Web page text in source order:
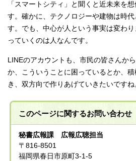
「スマートシティ」と聞くと近未来を
す。確かに、テクノロジーや建物は時
す。でも、中心が人という事実は変わ
っていくのは人なんです。
LINEのアカウントも、市民の皆さんか
か、こういうことに困っているとか、
き、双方向で作りあげていきたいですね
このページに関するお問い合わせ
秘書広報課 広報広聴担当
〒816-8501
福岡県春日市原町3-1-5